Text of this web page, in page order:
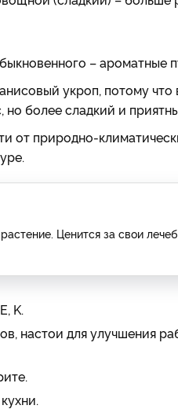
– ароматные
укроп, потому
но более сладкий и
от природно-
Ценится за свои
K.
настои для улучшения